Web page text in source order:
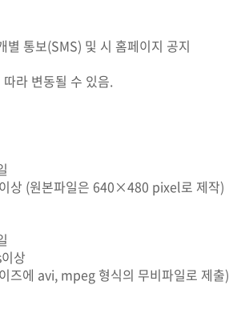
통보(SMS) 및 시 홈페이지 공지
라 변동될 수 있음.
(원본파일은 640×480 pixel로 제작)
상
에 avi, mpeg 형식의 무비파일로 제출)